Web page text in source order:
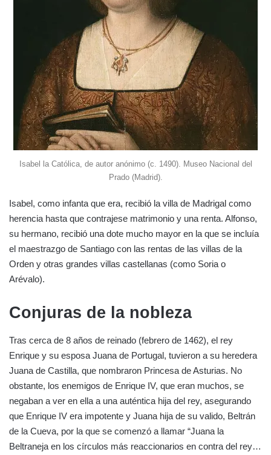
Isabel la Católica, de autor anónimo (c. 1490). Museo Nacional del
Prado (Madrid).
Isabel, como infanta que era, recibió la villa de Madrigal como
herencia hasta que contrajese matrimonio y una renta. Alfonso,
su hermano, recibió una dote mucho mayor en la que se incluía
el maestrazgo de Santiago con las rentas de las villas de la
Orden y otras grandes villas castellanas (como Soria o
Arévalo).
Conjuras de la nobleza
Tras cerca de 8 años de reinado (febrero de 1462), el rey
Enrique y su esposa Juana de Portugal, tuvieron a su heredera
Juana de Castilla, que nombraron Princesa de Asturias. No
obstante, los enemigos de Enrique IV, que eran muchos, se
negaban a ver en ella a una auténtica hija del rey, asegurando
que Enrique IV era impotente y Juana hija de su valido, Beltrán
de la Cueva, por la que se comenzó a llamar “Juana la
Beltraneja en los círculos más reaccionarios en contra del rey…